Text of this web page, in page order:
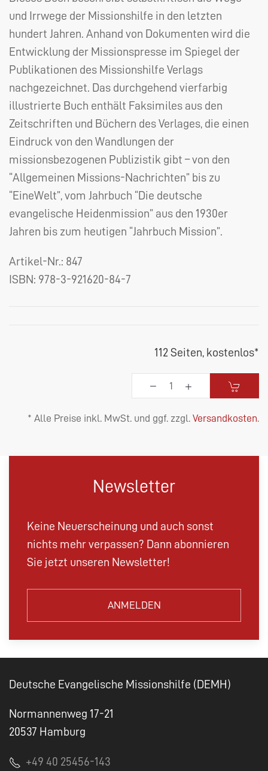
und Irrwege der Missionshilfe in den letzten
hundert Jahren. Anhand von Dokumenten wird die
Entwicklung der Missionspresse im Spiegel der
Publikationen des Missionshilfe Verlags
nachgezeichnet. Das durchgehend vierfarbig
illustrierte Buch enthält Faksimiles aus den
Zeitschriften und Büchern des Verlages, die einen
Eindruck von den Wandlungen der
missionsbezogenen Publizistik gibt – von den
“Allgemeinen Missions-Nachrichten” bis zu
“EineWelt”, vom Jahrbuch “Die deutsche
evangelische Heidenmission” aus den 1930er
Jahren bis zum heutigen “Jahrbuch Mission”.
Artikel-Nr.: 847
ISBN: 978-3-921620-84-7
112 Seiten, kostenlos*
* Alle Preise inkl. MwSt. und ggf. zzgl. Versandkosten.
Newsletter
Keine Neuerscheinung und auch sonst
nichts mehr verpassen? Dann abonnieren
Sie jetzt unseren Newsletter!
ANMELDEN
Deutsche Evangelische Missionshilfe (DEMH)
Normannenweg 17-21
20537 Hamburg
+49 40 25456-143